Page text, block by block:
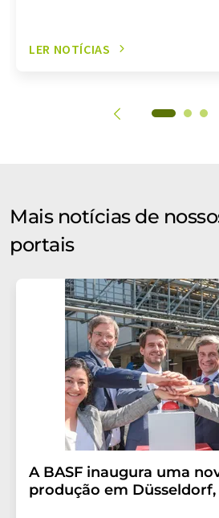
LER NOTÍCIAS
Mais notícias de
portais
A BASF inaugura uma
produção em